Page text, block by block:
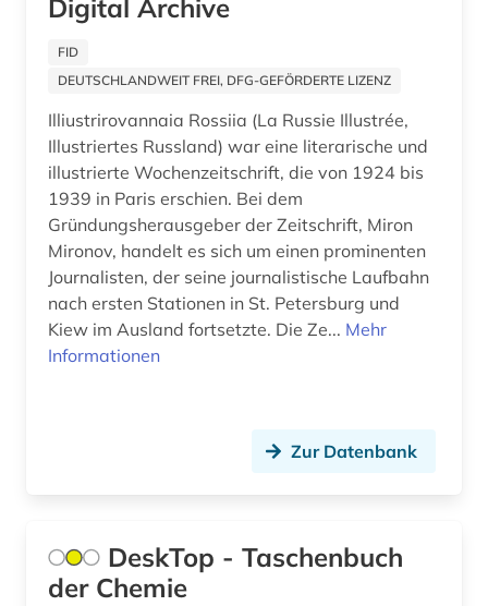
afrikaforschung (2)
afrikanische sprachen (1)
afrikanistik (3)
afrikastudien (2)
afrikawissenschaften (3)
afro-amerikanische frauen (1)
afroamerikanische musik (5)
Unbekannt (1)
Zypern (6)
Digital Archive
FID
DEUTSCHLANDWEIT FREI, DFG-GEFÖRDERTE LIZENZ
Illiustrirovannaia Rossiia (La Russie Illustrée,
Illustriertes Russland) war eine literarische und
illustrierte Wochenzeitschrift, die von 1924 bis
1939 in Paris erschien. Bei dem
Gründungsherausgeber der Zeitschrift, Miron
Mironov, handelt es sich um einen prominenten
Journalisten, der seine journalistische Laufbahn
nach ersten Stationen in St. Petersburg und
Kiew im Ausland fortsetzte. Die Ze... Mehr
Informationen
Zur Datenbank
DeskTop - Taschenbuch
der Chemie